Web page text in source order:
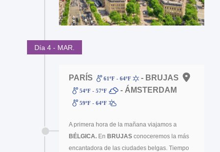
Día 4 - MAR.
PARÍS 61ºF - 64ºF - BRUJAS
54ºF - 57ºF - ÁMSTERDAM
59ºF - 64ºF
A primera hora de la mañana viajamos a
BÉLGICA. En BRUJAS conoceremos la más
encantadora de las ciudades belgas. Tiempo